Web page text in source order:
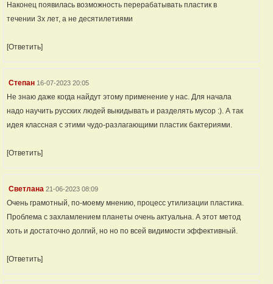
Наконец появилась возможность перерабатывать пластик в
течении 3х лет, а не десятилетиями
[Ответить]
Степан 16-07-2023 20:05
Не знаю даже когда найдут этому применение у нас. Для начала
надо научить русских людей выкидывать и разделять мусор :). А так
идея классная с этими чудо-разлагающими пластик бактериями.
[Ответить]
Светлана 21-06-2023 08:09
Очень грамотный, по-моему мнению, процесс утилизации пластика.
Проблема с захламлением планеты очень актуальна. А этот метод
хоть и достаточно долгий, но но по всей видимости эффективный.
[Ответить]